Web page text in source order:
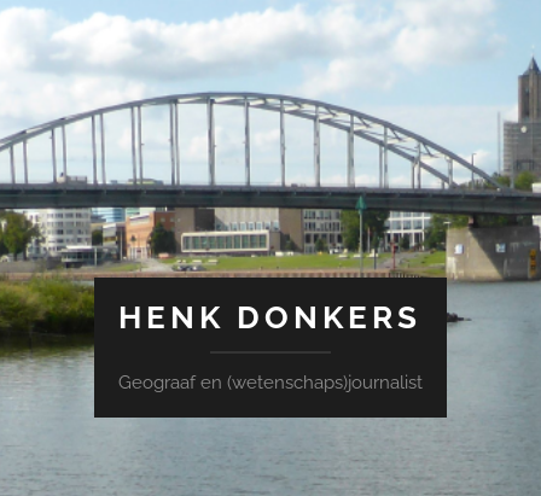
HENK DONKERS
Geograaf en (wetenschaps)journalist